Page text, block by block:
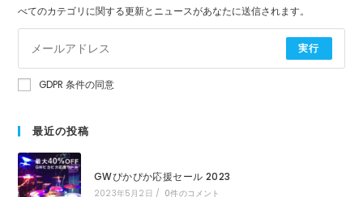
べてのカテゴリに関する更新とニュースがあなたに送信されます。
実行
GDPR 条件の同意
最近の投稿
GWぴかぴか応援セール 2023
2023年5月2日 / 0件のコメント